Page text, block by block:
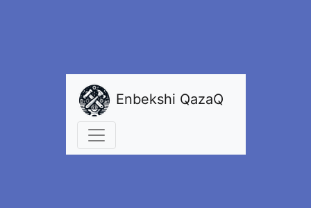
Enbekshi QazaQ